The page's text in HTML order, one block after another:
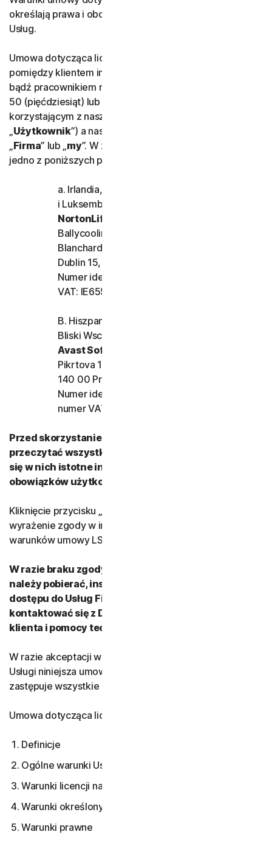
określają prawa i obowiązki związane z użytkowaniem
Usług.
Umowa dotycząca licencji i usług (LSA) jest zawierana
pomiędzy klientem indywidualnym lub właścicielem
bądź pracownikiem małej firmy zatrudniającej
50 (pięćdziesiąt) lub mniej osób („
korzystającym z naszych Usług (określonym poniżej jako
„Użytkownik”) a naszą firmą, określaną też jako
„Firma” lub „my”. W zależności od lokalizacji oznacza to
jedno z poniższych przedsiębiorstw:
a. Irlandia, Wielka Brytania, Belgia, Holandia
i Luksemburg
NortonLifeLock Ireland Limited
Ballycoolin Business Park, Ballycoolin,
Blanchardstown
Dublin 15, Irlandia
Numer identyfikacyjny firmy: 159355, numer
VAT: IE6557355A
B. Hiszpania, Francja, Włochy i reszta Europy,
Bliski Wschód i Afryka
Avast Software s.r.o.
Pikrtova 1737/1a, Nusle,
140 00 Praga 4, Republika Czeska
Numer identyfikacyjny firmy: 02176475,
numer VAT: CZ02176475
Przed skorzystaniem z Usług Firmy należy uważnie
przeczytać wszystkie warunki umowy LSA. Znajdują
się w nich istotne informacje na temat praw i
obowiązków użytkownika.
Kliknięcie przycisku „Zgadzam się” lub elektroniczne
wyrażenie zgody w inny sposób oznacza akceptację
warunków umowy LSA.
W razie braku zgody na warunki umowy LSA: (i) nie
należy pobierać, instalować, używać ani uzyskiwać
dostępu do Usług Firmy oraz (ii) nie należy
kontaktować się z Dostawcą ani Działem obsługi
klienta i pomocy technicznej Firmy.
W razie akceptacji wielu wersji umowy LSA dla danej
Usługi niniejsza umowa LSA jest wersją bieżącą i
zastępuje wszystkie poprzednie wersje.
Umowa dotycząca licencji i usług obejmuje:
Definicje
Ogólne warunki Usługi
Warunki licencji na Oprogramowanie
Warunki określonych Usług
Warunki prawne